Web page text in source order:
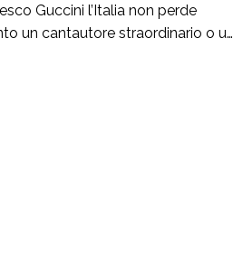
Guccini l’Italia non perde
un cantautore straordinario o un